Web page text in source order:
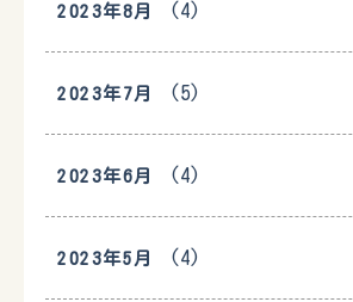
2023年8月 (4)
2023年7月 (5)
2023年6月 (4)
2023年5月 (4)